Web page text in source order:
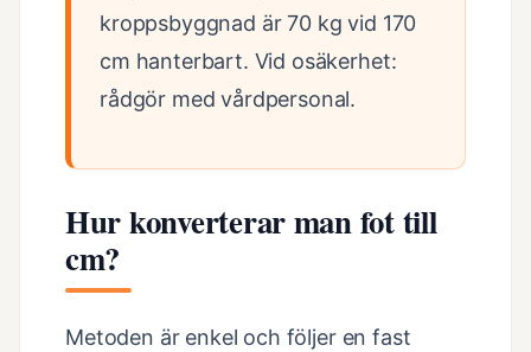
kroppsbyggnad är 70 kg vid 170
cm hanterbart. Vid osäkerhet:
rådgör med vårdpersonal.
Hur konverterar man fot till
cm?
Metoden är enkel och följer en fast